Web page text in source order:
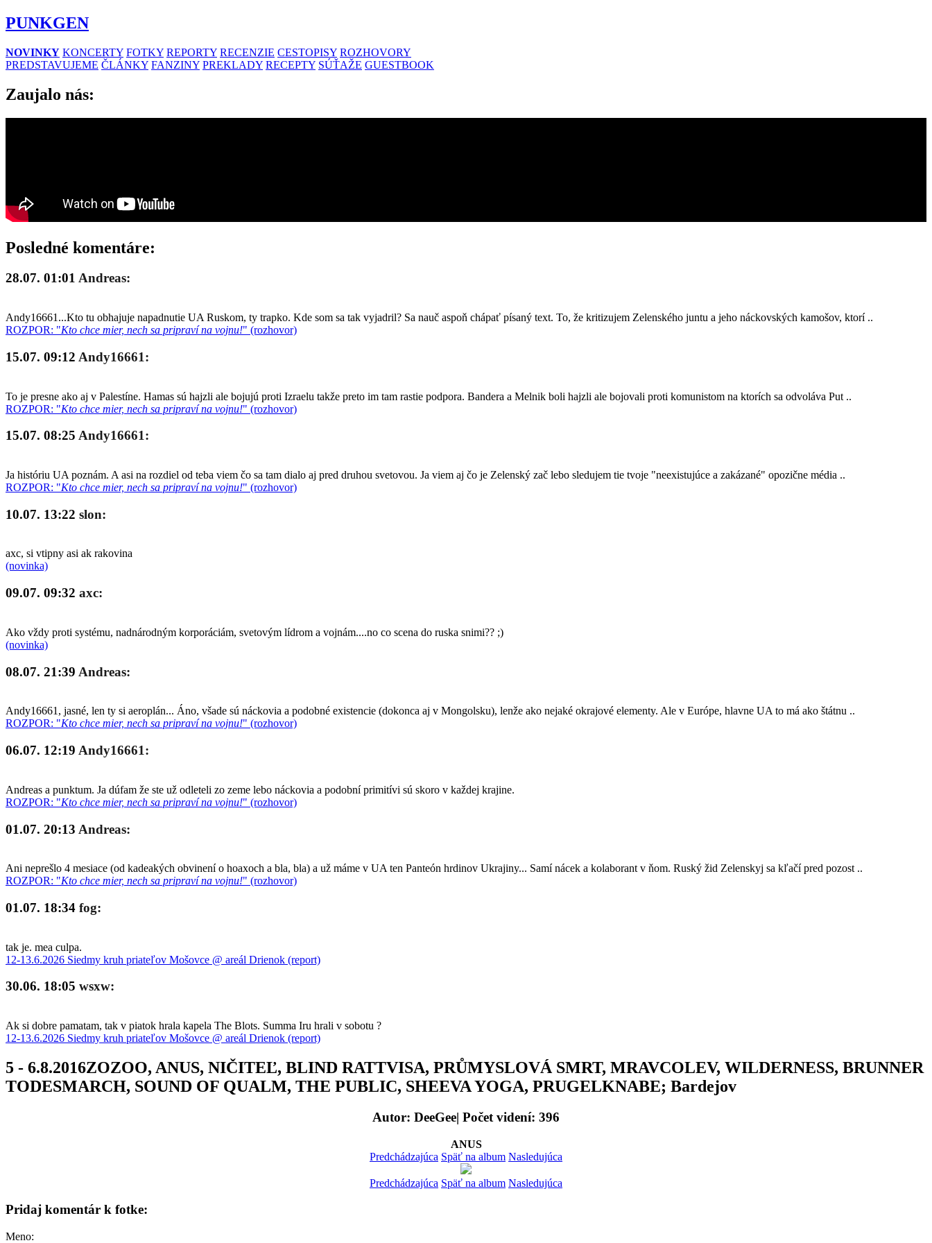
PUNKGEN
NOVINKY KONCERTY FOTKY REPORTY RECENZIE CESTOPISY ROZHOVORY
PREDSTAVUJEME ČLÁNKY FANZINY PREKLADY RECEPTY SÚŤAŽE GUESTBOOK
Zaujalo nás:
Posledné komentáre:
28.07. 01:01 Andreas:
Andy16661...Kto tu obhajuje napadnutie UA Ruskom, ty trapko. Kde som sa tak vyjadril? Sa nauč aspoň chápať písaný text. To, že kritizujem Zelenského juntu a jeho náckovských kamošov, ktorí ..
ROZPOR: "Kto chce mier, nech sa pripraví na vojnu!" (rozhovor)
15.07. 09:12 Andy16661:
To je presne ako aj v Palestíne. Hamas sú hajzli ale bojujú proti Izraelu takže preto im tam rastie podpora. Bandera a Melnik boli hajzli ale bojovali proti komunistom na ktorích sa odvoláva Put ..
ROZPOR: "Kto chce mier, nech sa pripraví na vojnu!" (rozhovor)
15.07. 08:25 Andy16661:
Ja históriu UA poznám. A asi na rozdiel od teba viem čo sa tam dialo aj pred druhou svetovou. Ja viem aj čo je Zelenský zač lebo sledujem tie tvoje "neexistujúce a zakázané" opozične média ..
ROZPOR: "Kto chce mier, nech sa pripraví na vojnu!" (rozhovor)
10.07. 13:22 slon:
axc, si vtipny asi ak rakovina
(novinka)
09.07. 09:32 axc:
Ako vždy proti systému, nadnárodným korporáciám, svetovým lídrom a vojnám....no co scena do ruska snimi?? ;)
(novinka)
08.07. 21:39 Andreas:
Andy16661, jasné, len ty si aeroplán... Áno, všade sú náckovia a podobné existencie (dokonca aj v Mongolsku), lenže ako nejaké okrajové elementy. Ale v Európe, hlavne UA to má ako štátnu ..
ROZPOR: "Kto chce mier, nech sa pripraví na vojnu!" (rozhovor)
06.07. 12:19 Andy16661:
Andreas a punktum. Ja dúfam že ste už odleteli zo zeme lebo náckovia a podobní primitívi sú skoro v každej krajine.
ROZPOR: "Kto chce mier, nech sa pripraví na vojnu!" (rozhovor)
01.07. 20:13 Andreas:
Ani neprešlo 4 mesiace (od kadeakých obvinení o hoaxoch a bla, bla) a už máme v UA ten Panteón hrdinov Ukrajiny... Samí nácek a kolaborant v ňom. Ruský žid Zelenskyj sa kľačí pred pozost ..
ROZPOR: "Kto chce mier, nech sa pripraví na vojnu!" (rozhovor)
01.07. 18:34 fog:
tak je. mea culpa.
12-13.6.2026 Siedmy kruh priateľov Mošovce @ areál Drienok (report)
30.06. 18:05 wsxw:
Ak si dobre pamatam, tak v piatok hrala kapela The Blots. Summa Iru hrali v sobotu ?
12-13.6.2026 Siedmy kruh priateľov Mošovce @ areál Drienok (report)
5 - 6.8.2016ZOZOO, ANUS, NIČITEĽ, BLIND RATTVISA, PRŮMYSLOVÁ SMRT, MRAVCOLEV, WILDERNESS, BRUNNER
TODESMARCH, SOUND OF QUALM, THE PUBLIC, SHEEVA YOGA, PRUGELKNABE; Bardejov
Autor: DeeGee| Počet videní: 396
ANUS
Predchádzajúca Späť na album Nasledujúca
Predchádzajúca Späť na album Nasledujúca
Pridaj komentár k fotke:
Meno: